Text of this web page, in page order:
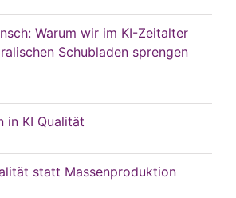
Warum wir im KI-Zeitalter
Schubladen sprengen
in KI Qualität
statt Massenproduktion